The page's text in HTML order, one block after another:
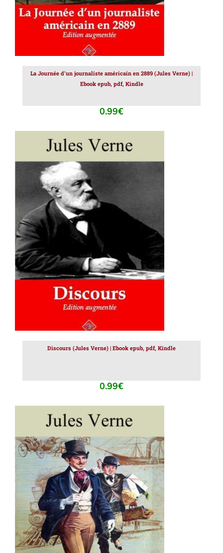
La Journée d’un journaliste américain en 2889 (Jules Verne) |
Ebook epub, pdf, Kindle
0.99€
AJOUTER AU PANIER
Discours (Jules Verne) | Ebook epub, pdf, Kindle
0.99€
AJOUTER AU PANIER / DÉTAILS